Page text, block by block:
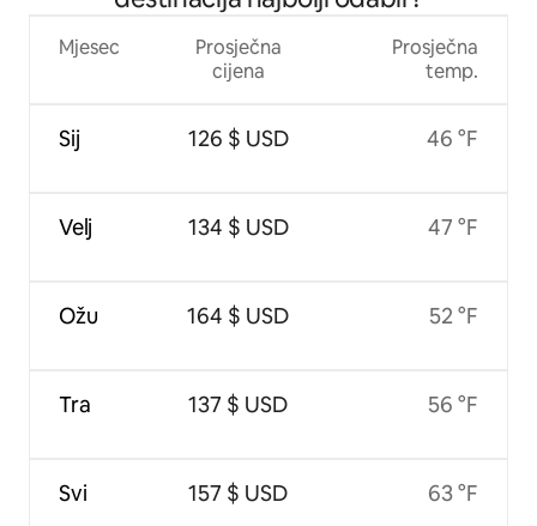
Mjesec
Sij
Velj
Ožu
Tra
Svi
Prosječna
cijena
126 $ USD
134 $ USD
164 $ USD
137 $ USD
157 $ USD
Prosječna
temp.
46 °F
47 °F
52 °F
56 °F
63 °F